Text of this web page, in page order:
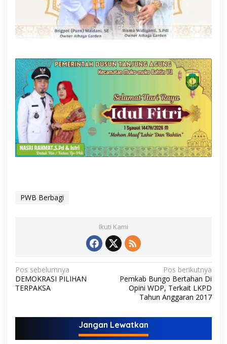
PWB Berbagi
Ikuti Kami
N
a
i
Pos sebelumnya
DEMOKRASI PILIHAN
TERPAKSA
Pos berikutnya
Pemkab Bungo Bertahan Di
Opini WDP, Terkait LKPD
Tahun Anggaran 2017
Jangan Lewatkan